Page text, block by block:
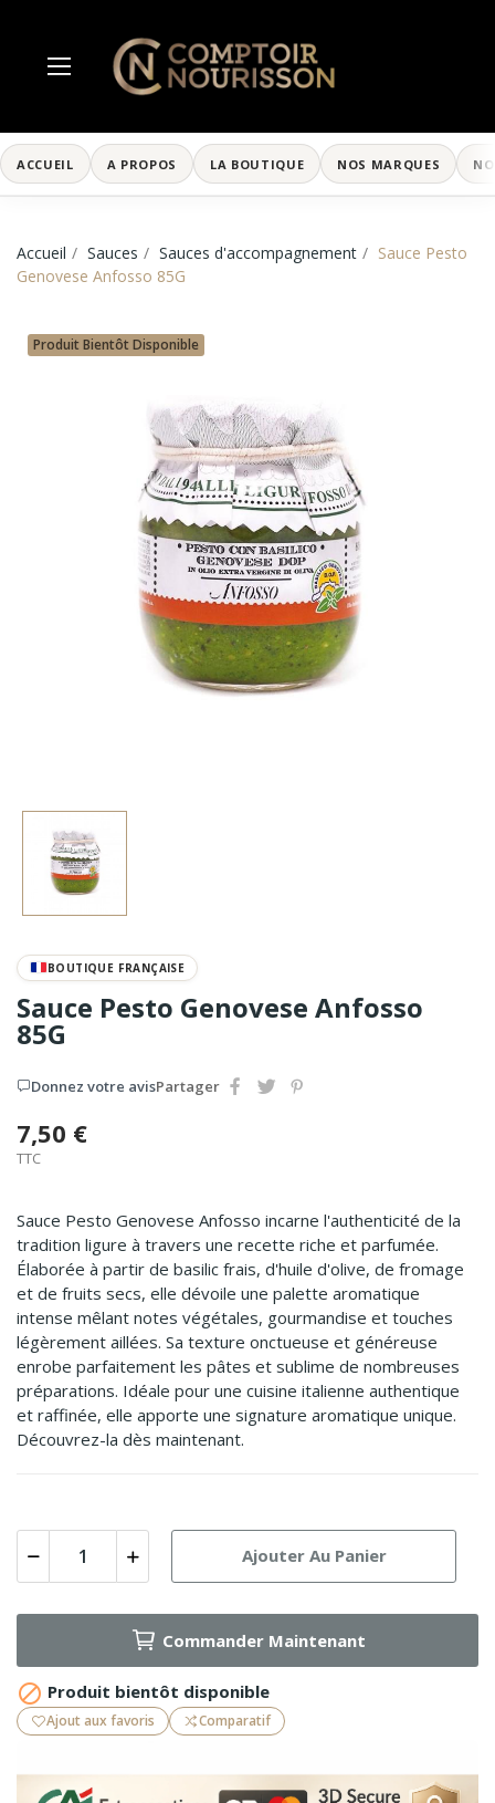
ACCUEIL A PROPOS LA BOUTIQUE NOS MARQUES
Accueil Sauces Sauces d'accompagnement
Sauce Pesto
Genovese Anfosso 85G
Produit Bientôt Disponible
BOUTIQUE FRANÇAISE
Sauce Pesto Genovese Anfosso
85G
Donnez votre avisPartager
7,50 €
TTC
Sauce Pesto Genovese Anfosso incarne l'authenticité de la
tradition ligure à travers une recette riche et parfumée.
Élaborée à partir de basilic frais, d'huile d'olive, de fromage
et de fruits secs, elle dévoile une palette aromatique
intense mêlant notes végétales, gourmandise et touches
légèrement aillées. Sa texture onctueuse et généreuse
enrobe parfaitement les pâtes et sublime de nombreuses
préparations. Idéale pour une cuisine italienne authentique
et raffinée, elle apporte une signature aromatique unique.
Découvrez-la dès maintenant.
Ajouter Au Panier
Commander Maintenant
 Produit bientôt disponible
Ajout aux favoris Comparatif